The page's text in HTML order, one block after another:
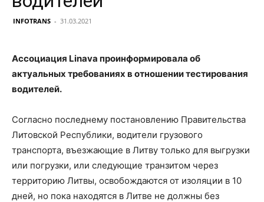
INFOTRANS - 31.03.2021
Ассоциация Linava проинформировала об
актуальных требованиях в отношении тестирования
водителей.
Согласно последнему постановлению Правительства
Литовской Республики, водители грузового
транспорта, въезжающие в Литву только для выгрузки
или погрузки, или следующие транзитом через
территорию Литвы, освобождаются от изоляции в 10
дней, но пока находятся в Литве не должны без